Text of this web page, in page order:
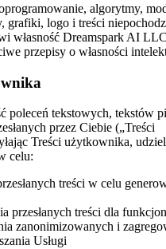
algorytmy,
grafiki, logo i treści
własność Dreamspark AI
przepisy o własności
poleceń tekstowych, tekstów
przez Ciebie („Treści
Treści użytkownika,
celu:
treści w celu
przesłanych treści dla
zanonimizowanych i
Usługi